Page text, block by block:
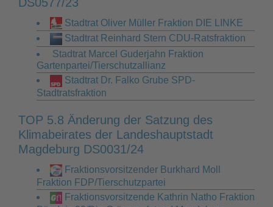
Stadtrat Oliver Müller Fraktion DIE LINKE
Stadtrat Reinhard Stern CDU-Ratsfraktion
Stadtrat Marcel Guderjahn Fraktion
Gartenpartei/Tierschutzallianz
Stadtrat Dr. Falko Grube SPD-
Stadtratsfraktion
TOP 5.8 Änderung der Satzung des
Klimabeirates der Landeshauptstadt
Magdeburg DS0031/24
Fraktionsvorsitzender Burkhard Moll
Fraktion FDP/Tierschutzpartei
Fraktionsvorsitzende Kathrin Natho Fraktion